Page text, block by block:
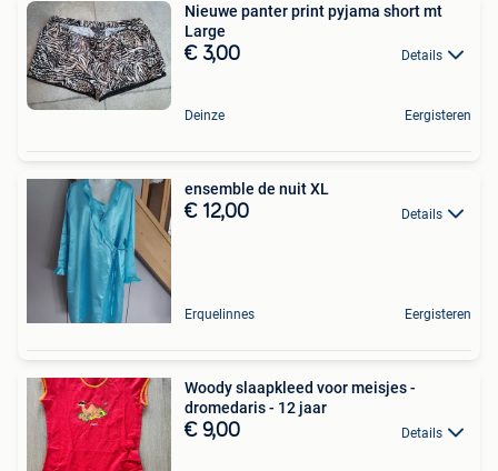
Nieuwe panter print pyjama short mt
Large
€ 3,00 Details
Deinze Eergisteren
ensemble de nuit XL
€ 12,00 Details
Erquelinnes Eergisteren
Woody slaapkleed voor meisjes -
dromedaris - 12 jaar
€ 9,00 Details